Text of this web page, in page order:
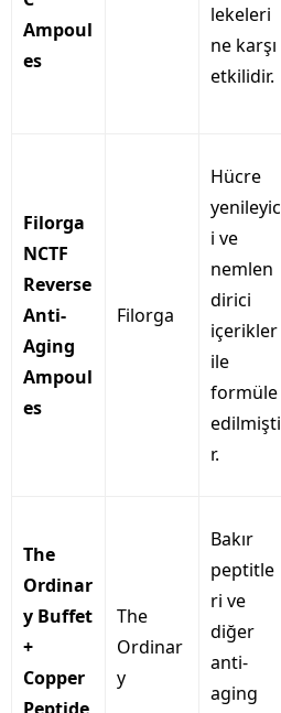
Ampoul
es
lekeleri
ne karşı
etkilidir.
Filorga
NCTF
Reverse
Anti-
Aging
Ampoul
es
Filorga
Hücre
yenileyic
i ve
nemlen
dirici
içerikler
ile
formüle
edilmişti
r.
The
Ordinar
y Buffet
+
Copper
The
Ordinar
y
Bakır
peptitle
ri ve
diğer
anti-
aging